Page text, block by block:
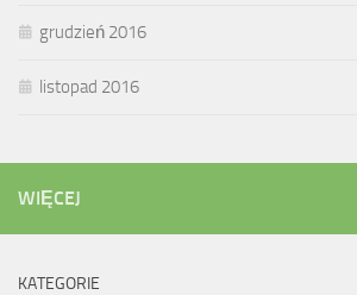
grudzień 2016
listopad 2016
WIĘCEJ
KATEGORIE